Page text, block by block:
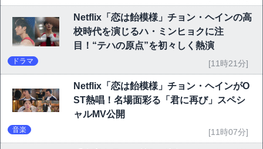
Netflix「恋は飴模様」チョン・ヘインの高
校時代を演じるハ・ミンヒョクに注
目！“テハの原点”を初々しく熱演
ドラマ [11時21分]
Netflix「恋は飴模様」チョン・ヘインがO
ST熱唱！名場面彩る「君に再び」スペシ
ャルMV公開
音楽 [11時07分]